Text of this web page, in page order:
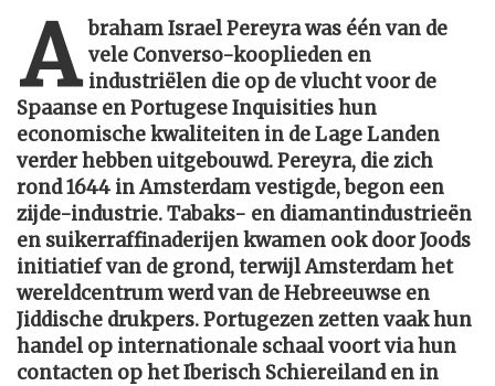
A braham Israel Pereyra was één van de
vele Converso-kooplieden en
industriëlen die op de vlucht voor de
Spaanse en Portugese Inquisities hun
economische kwaliteiten in de Lage Landen
verder hebben uitgebouwd. Pereyra, die zich
rond 1644 in Amsterdam vestigde, begon een
zijde-industrie. Tabaks- en diamantindustrieën
en suikerraffinaderijen kwamen ook door Joods
initiatief van de grond, terwijl Amsterdam het
wereldcentrum werd van de Hebreeuwse en
Jiddische drukpers. Portugezen zetten vaak hun
handel op internationale schaal voort via hun
contacten op het Iberisch Schiereiland en in